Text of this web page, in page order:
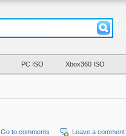
PC ISO Xbox360 ISO
Leave a comment
Go to comments